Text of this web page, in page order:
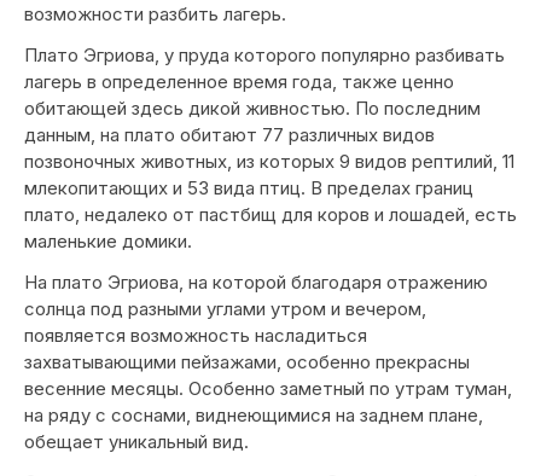
возможности разбить лагерь.
Плато Эгриова, у пруда которого популярно разбивать
лагерь в определенное время года, также ценно
обитающей здесь дикой живностью. По последним
данным, на плато обитают 77 различных видов
позвоночных животных, из которых 9 видов рептилий, 11
млекопитающих и 53 вида птиц. В пределах границ
плато, недалеко от пастбищ для коров и лошадей, есть
маленькие домики.
На плато Эгриова, на которой благодаря отражению
солнца под разными углами утром и вечером,
появляется возможность насладиться
захватывающими пейзажами, особенно прекрасны
весенние месяцы. Особенно заметный по утрам туман,
на ряду с соснами, виднеющимися на заднем плане,
обещает уникальный вид.